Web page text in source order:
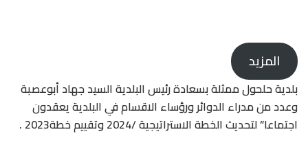
ممثلة بسعادة رئيس البلدية السيد جهاد أبوعصبة
الدوائر ورؤساء الاقسام في البلدية يعقدون
الاستراتيجية /2024 وتقييم خطة2023 .